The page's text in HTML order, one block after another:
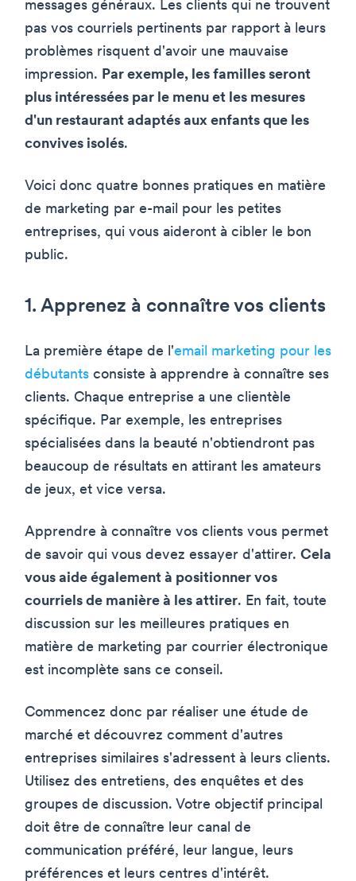
messages généraux. Les clients qui ne trouvent
pas vos courriels pertinents par rapport à leurs
problèmes risquent d'avoir une mauvaise
impression. Par exemple, les familles seront
plus intéressées par le menu et les mesures
d'un restaurant adaptés aux enfants que les
convives isolés.
Voici donc quatre bonnes pratiques en matière
de marketing par e-mail pour les petites
entreprises, qui vous aideront à cibler le bon
public.
1. Apprenez à connaître vos clients
La première étape de l'email marketing pour les
débutants consiste à apprendre à connaître ses
clients. Chaque entreprise a une clientèle
spécifique. Par exemple, les entreprises
spécialisées dans la beauté n'obtiendront pas
beaucoup de résultats en attirant les amateurs
de jeux, et vice versa.
Apprendre à connaître vos clients vous permet
de savoir qui vous devez essayer d'attirer. Cela
vous aide également à positionner vos
courriels de manière à les attirer. En fait, toute
discussion sur les meilleures pratiques en
matière de marketing par courrier électronique
est incomplète sans ce conseil.
Commencez donc par réaliser une étude de
marché et découvrez comment d'autres
entreprises similaires s'adressent à leurs clients.
Utilisez des entretiens, des enquêtes et des
groupes de discussion. Votre objectif principal
doit être de connaître leur canal de
communication préféré, leur langue, leurs
préférences et leurs centres d'intérêt.